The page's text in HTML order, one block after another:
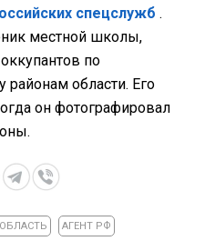
спецслужб .
местной школы,
по
области. Его
он фотографировал
АГЕНТ РФ